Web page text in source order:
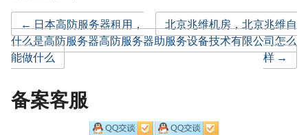
Post
navigation
← 日本高防服务器租用，
什么是高防服务器高防服务器
能做什么
北京兆维机房，北京兆维自
助服务设备技术有限公司怎么
样→
备案客服